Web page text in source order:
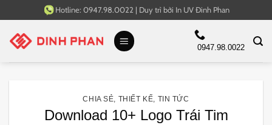
qua
nội
Hotline: 0947.98.0022 | Duy trì bởi In UV Đinh Phan
0947.98.0022
CHIA SẺ THIẾT KẾ TIN TỨC
Download 10+ Logo Trái Tim